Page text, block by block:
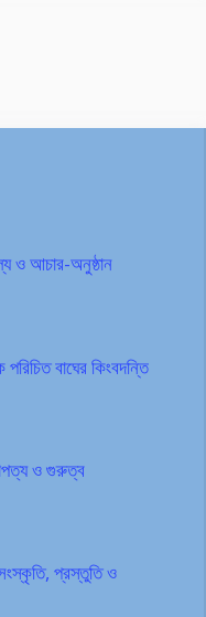
ও আচার-অনুষ্ঠান
বাঘের কিংবদন্তি
ও গুরুত্ব
প্রস্তুতি ও